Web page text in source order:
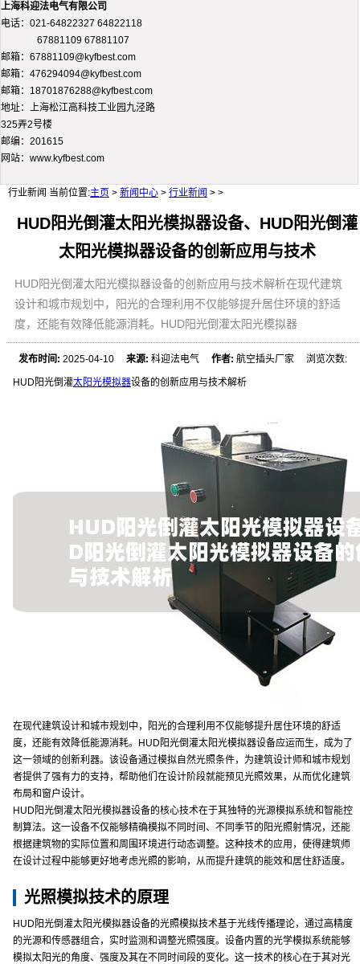
上海科迎法电气有限公司
电话：021-64822327 64822118
67881109 67881107
邮箱：67881109@kyfbest.com
邮箱：476294094@kyfbest.com
邮箱：18701876288@kyfbest.com
地址：上海松江高科技工业园九泾路
325弄2号楼
邮编：201615
网站：www.kyfbest.com
行业新闻 当前位置:主页 > 新闻中心 > 行业新闻 > >
HUD阳光倒灌太阳光模拟器设备、HUD阳光倒灌
太阳光模拟器设备的创新应用与技术
HUD阳光倒灌太阳光模拟器设备的创新应用与技术解析在现代建筑
设计和城市规划中，阳光的合理利用不仅能够提升居住环境的舒适
度，还能有效降低能源消耗。HUD阳光倒灌太阳光模拟器
发布时间: 2025-04-10来源: 科迎法电气作者: 航空插头厂家 浏览次数:
HUD阳光倒灌太阳光模拟器设备的创新应用与技术解析
在现代建筑设计和城市规划中，阳光的合理利用不仅能够提升居住环境的舒适
度，还能有效降低能源消耗。HUD阳光倒灌太阳光模拟器设备应运而生，成为了
这一领域的创新利器。该设备通过模拟自然光照条件，为建筑设计师和城市规划
者提供了强有力的支持，帮助他们在设计阶段就能预见光照效果，从而优化建筑
布局和窗户设计。
HUD阳光倒灌太阳光模拟器设备的核心技术在于其独特的光源模拟系统和智能控
制算法。这一设备不仅能够精确模拟不同时间、不同季节的阳光照射情况，还能
根据建筑物的实际位置和周围环境进行动态调整。这种技术的应用，使得建筑师
在设计过程中能够更好地考虑光照的影响，从而提升建筑的能效和居住舒适度。
光照模拟技术的原理
HUD阳光倒灌太阳光模拟器设备的光照模拟技术基于光线传播理论，通过高精度
的光源和传感器组合，实时监测和调整光照强度。设备内置的光学模拟系统能够
模拟太阳光的角度、强度及其在不同时间段的变化。这一技术的核心在于其对光